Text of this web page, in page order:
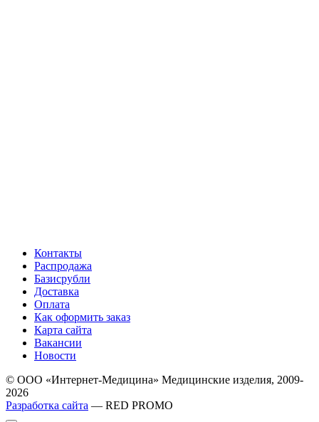
Контакты
Распродажа
Базисрубли
Доставка
Оплата
Как оформить заказ
Карта сайта
Вакансии
Новости
© ООО «Интернет-Медицина» Медицинские изделия, 2009-
2026
Разработка сайта — RED PROMO